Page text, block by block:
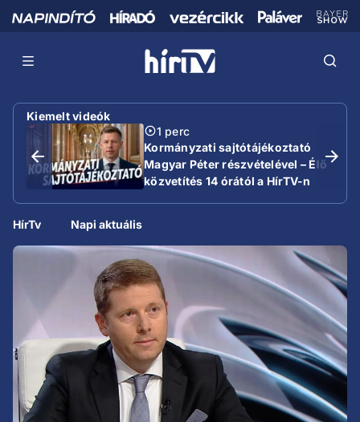
Kiemelt videók
1 perc
Kormányzati sajtótájékoztató
Magyar Péter részvételével – Élő
közvetítés 14 órától a HírTV-n
HírTv Napi aktuális